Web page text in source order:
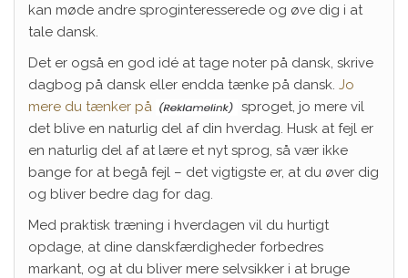
kan møde andre sproginteresserede og øve dig i at
tale dansk.
Det er også en god idé at tage noter på dansk, skrive
dagbog på dansk eller endda tænke på dansk. Jo
mere du tænker på
sproget, jo mere vil
det blive en naturlig del af din hverdag. Husk at fejl er
en naturlig del af at lære et nyt sprog, så vær ikke
bange for at begå fejl – det vigtigste er, at du øver dig
og bliver bedre dag for dag.
Med praktisk træning i hverdagen vil du hurtigt
opdage, at dine danskfærdigheder forbedres
markant, og at du bliver mere selvsikker i at bruge